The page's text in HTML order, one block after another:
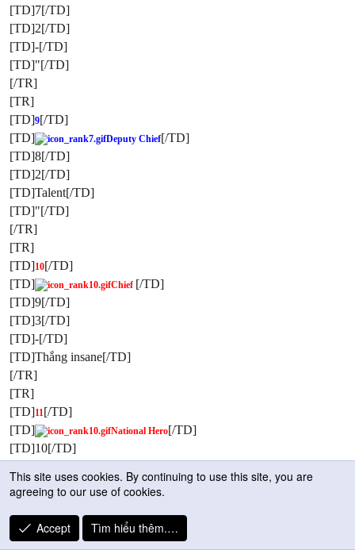
[TD]7[/TD]
[TD]2[/TD]
[TD]-[/TD]
[TD]"[/TD]
[/TR]
[TR]
[TD]9[/TD]
[TD]
Deputy Chief[/TD]
[TD]8[/TD]
[TD]2[/TD]
[TD]Talent[/TD]
[TD]"[/TD]
[/TR]
[TR]
[TD]10[/TD]
[TD]
Chief [/TD]
[TD]9[/TD]
[TD]3[/TD]
[TD]-[/TD]
[TD]Thắng insane[/TD]
[/TR]
[TR]
[TD]11[/TD]
[TD]
National Hero[/TD]
[TD]10[/TD]
[TD]-[/TD]
[TD]Thắng per.ins[/TD]
[/TR]
[TR]
This site uses cookies. By continuing to use this site, you are
agreeing to our use of cookies.
Accept Tìm hiểu thêm.…